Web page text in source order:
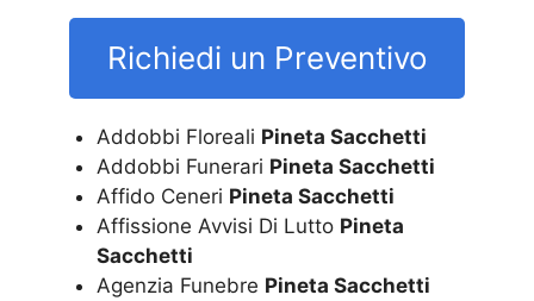
Richiedi un Preventivo
Addobbi Floreali Pineta Sacchetti
Addobbi Funerari Pineta Sacchetti
Affido Ceneri Pineta Sacchetti
Affissione Avvisi Di Lutto Pineta
Sacchetti
Agenzia Funebre Pineta Sacchetti